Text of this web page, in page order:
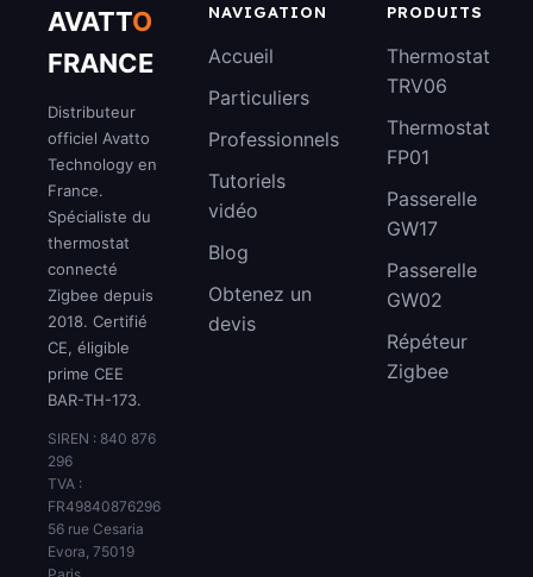
AVATTO
FRANCE
Distributeur
officiel Avatto
Technology en
France.
Spécialiste du
thermostat
connecté
Zigbee depuis
2018. Certifié
CE, éligible
prime CEE
BAR-TH-173.
SIREN : 840 876
296
TVA :
FR49840876296
56 rue Cesaria
Evora, 75019
NAVIGATION
Accueil
Particuliers
Professionnels
Tutoriels
vidéo
Blog
Obtenez un
devis
PRODUITS
Thermostat
TRV06
Thermostat
FP01
Passerelle
GW17
Passerelle
GW02
Répéteur
Zigbee